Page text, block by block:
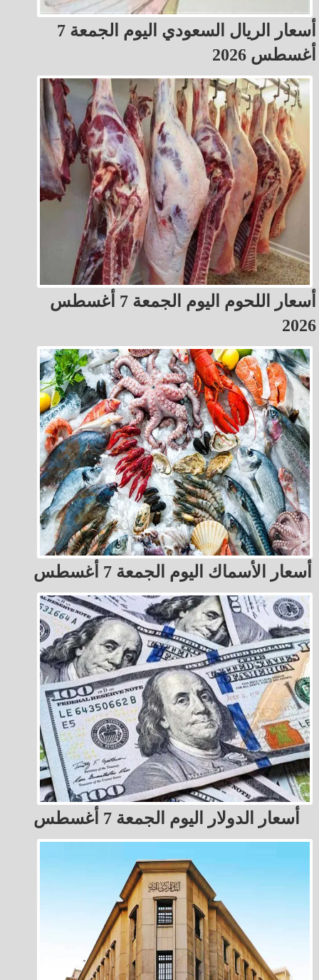
أسعار الريال السعودي اليوم الجمعة 7
أغسطس 2026
أسعار اللحوم اليوم الجمعة 7 أغسطس
2026
أسعار الأسماك اليوم الجمعة 7 أغسطس
أسعار الدولار اليوم الجمعة 7 أغسطس